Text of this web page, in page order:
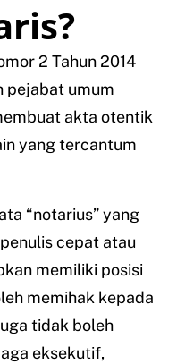
2 Tahun 2014
pejabat umum
akta otentik
yang tercantum
“notarius” yang
cepat atau
memiliki posisi
memihak kepada
tidak boleh
eksekutif,